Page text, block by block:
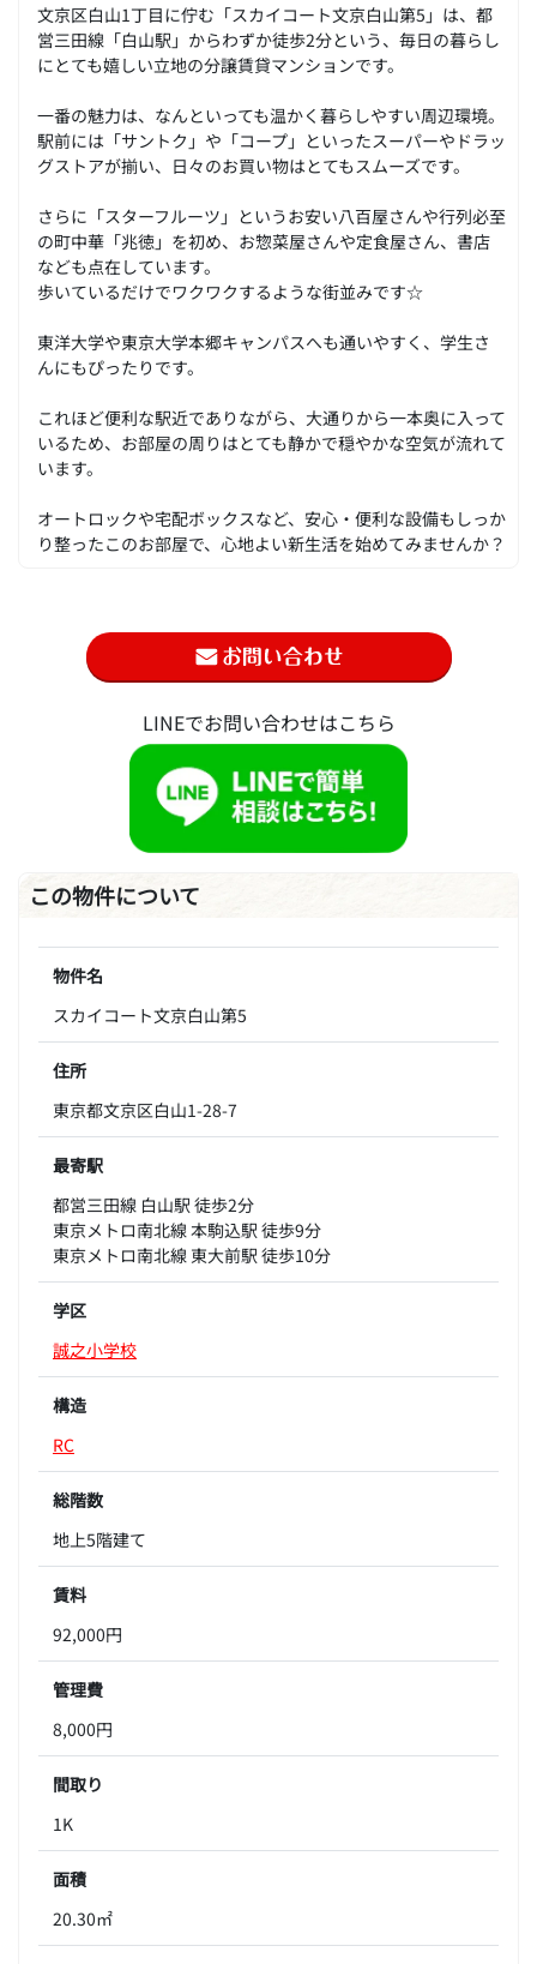
文京区白山1丁目に佇む「スカイコート文京白山第5」は、都
営三田線「白山駅」からわずか徒歩2分という、毎日の暮らし
にとても嬉しい立地の分譲賃貸マンションです。
一番の魅力は、なんといっても温かく暮らしやすい周辺環境。
駅前には「サントク」や「コープ」といったスーパーやドラッ
グストアが揃い、日々のお買い物はとてもスムーズです。
さらに「スターフルーツ」というお安い八百屋さんや行列必至
の町中華「兆徳」を初め、お惣菜屋さんや定食屋さん、書店
なども点在しています。
歩いているだけでワクワクするような街並みです☆
東洋大学や東京大学本郷キャンパスへも通いやすく、学生さ
んにもぴったりです。
これほど便利な駅近でありながら、大通りから一本奥に入って
いるため、お部屋の周りはとても静かで穏やかな空気が流れて
います。
オートロックや宅配ボックスなど、安心・便利な設備もしっか
り整ったこのお部屋で、心地よい新生活を始めてみませんか？
LINEでお問い合わせはこちら
この物件について
物件名
スカイコート文京白山第5
住所
東京都文京区白山1-28-7
最寄駅
都営三田線 白山駅 徒歩2分
東京メトロ南北線 本駒込駅 徒歩9分
東京メトロ南北線 東大前駅 徒歩10分
学区
誠之小学校
構造
RC
総階数
地上5階建て
賃料
92,000円
管理費
8,000円
間取り
1K
面積
20.30㎡